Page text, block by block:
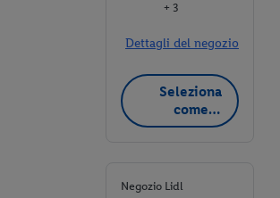
+ 3
Dettagli del negozio
Seleziona
come
negozio
Negozio Lidl